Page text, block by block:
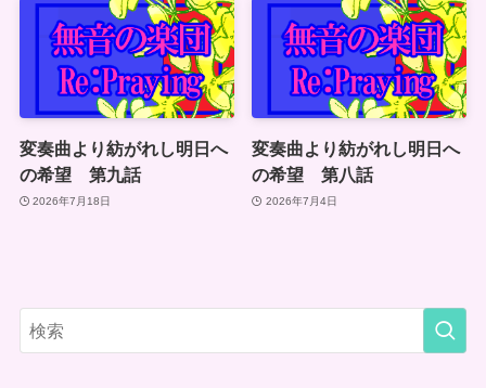
変奏曲より紡がれし明日へ
の希望 第九話
2026年7月18日
変奏曲より紡がれし明日へ
の希望 第八話
2026年7月4日